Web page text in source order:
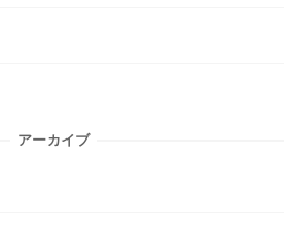
アーカイブ